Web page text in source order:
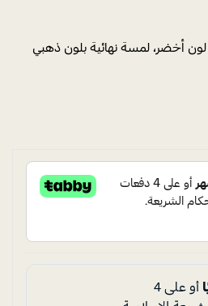
أخضر، لمسة نهائية بلون ذهبي